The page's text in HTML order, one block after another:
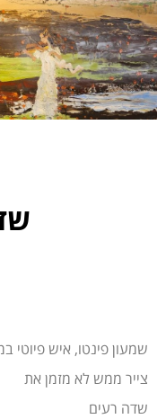
שמעון פינטו, איש פיוטי
צייר ממש לא מזמן את
שדה רעים